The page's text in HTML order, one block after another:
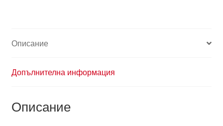
Описание
Допълнителна информация
Описание